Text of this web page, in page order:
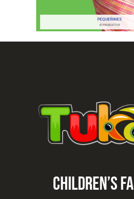
PEQUEÑINES
47 PRODUCTOS
CHILDREN’S